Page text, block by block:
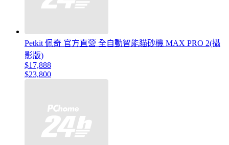
Petkit 佩奇 官方直營 全自動智能貓砂機 MAX PRO 2(攝
影版)
$17,888
$23,800